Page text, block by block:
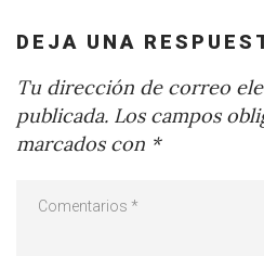
DEJA UNA
Tu dirección de correo
publicada. Los campos
marcados con *